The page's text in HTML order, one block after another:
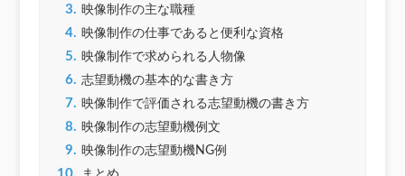
3. 映像制作の主な職種
4. 映像制作の仕事であると便利な資格
5. 映像制作で求められる人物像
6. 志望動機の基本的な書き方
7. 映像制作で評価される志望動機の書き方
8. 映像制作の志望動機例文
9. 映像制作の志望動機NG例